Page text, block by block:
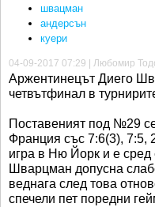
швацман
андерсън
куери
04-09-2017 07:29 | Любомир
Аржентинецът Диего
четвътфинал в
Поставеният под №29
Франция със 7:6(3), 7:5,
игра в Ню Йорк и е
Шварцман допусна
веднага след това
спечели пет поредни